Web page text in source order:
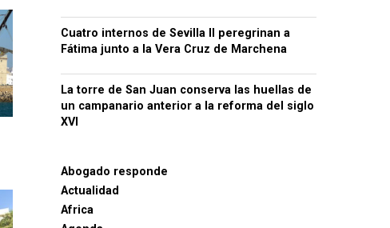
Cuatro internos de Sevilla II peregrinan a
Fátima junto a la Vera Cruz de Marchena
La torre de San Juan conserva las huellas de
un campanario anterior a la reforma del siglo
XVI
Abogado responde
Actualidad
Africa